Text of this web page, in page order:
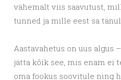
vähemalt viis saavutust,
tunned ja mille eest sa
Aastavahetus on uus algus
jätta kõik see, mis enam ei
oma fookus soovitule ning